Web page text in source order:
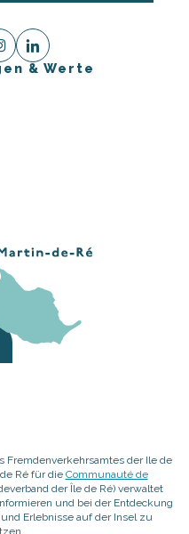
& Werte
Fremdenverkehrsamtes der Ile de
Ré für die Communauté de
der Île de Ré) verwaltet
und bei der Entdeckung
Erlebnisse auf der Insel zu